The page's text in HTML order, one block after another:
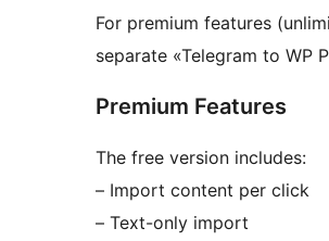
For premium features
separate «Telegram to WP
Premium Features
The free version includes:
– Import content per click
– Text-only import